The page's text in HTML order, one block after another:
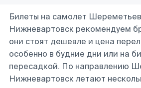
Билеты на самолет
Нижневартовск рекомендуем
они стоят дешевле и цена
особенно в будние дни или на
пересадкой. По направлению
Нижневартовск летают